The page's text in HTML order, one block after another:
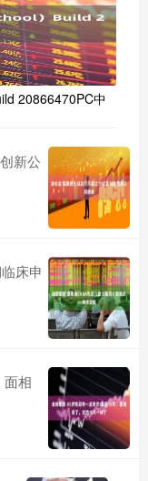
20866470PC中
新公
床申
面相